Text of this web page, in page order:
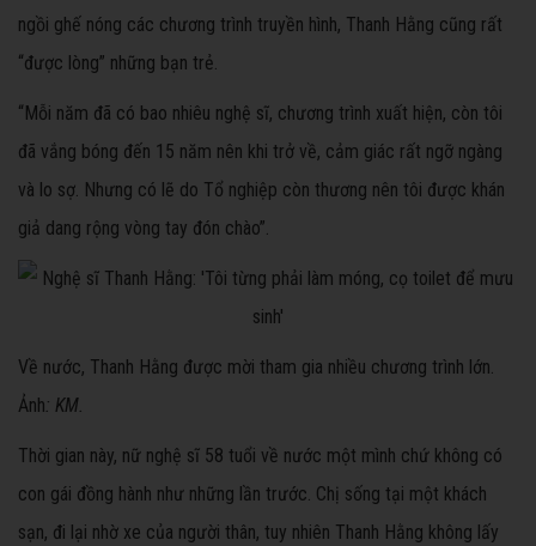
ngồi ghế nóng các chương trình truyền hình, Thanh Hằng cũng rất
“được lòng” những bạn trẻ.
“Mỗi năm đã có bao nhiêu nghệ sĩ, chương trình xuất hiện, còn tôi
đã vắng bóng đến 15 năm nên khi trở về, cảm giác rất ngỡ ngàng
và lo sợ. Nhưng có lẽ do Tổ nghiệp còn thương nên tôi được khán
giả dang rộng vòng tay đón chào”.
Về nước, Thanh Hằng được mời tham gia nhiều chương trình lớn.
Ảnh: KM.
Thời gian này, nữ nghệ sĩ 58 tuổi về nước một mình chứ không có
con gái đồng hành như những lần trước. Chị sống tại một khách
sạn, đi lại nhờ xe của người thân, tuy nhiên Thanh Hằng không lấy